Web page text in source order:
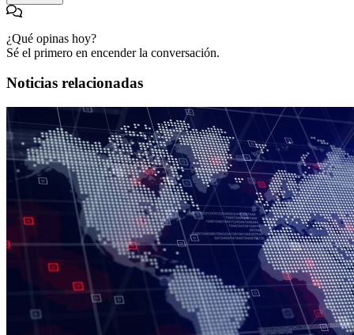
¿Qué opinas hoy?
Sé el primero en encender la conversación.
Noticias relacionadas